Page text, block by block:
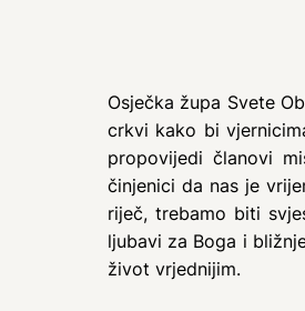
Osječka župa Svete
crkvi kako bi
propovijedi članovi
činjenici da nas je
riječ, trebamo biti
ljubavi za Boga i
život vrjednijim.